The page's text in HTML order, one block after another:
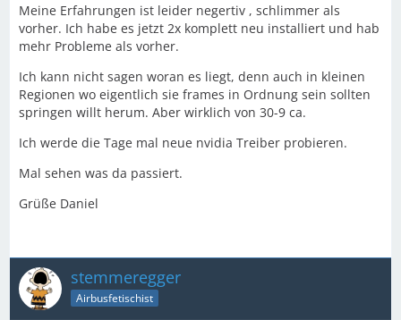
Meine Erfahrungen ist leider negertiv , schlimmer als
vorher. Ich habe es jetzt 2x komplett neu installiert und hab
mehr Probleme als vorher.
Ich kann nicht sagen woran es liegt, denn auch in kleinen
Regionen wo eigentlich sie frames in Ordnung sein sollten
springen willt herum. Aber wirklich von 30-9 ca.
Ich werde die Tage mal neue nvidia Treiber probieren.
Mal sehen was da passiert.
Grüße Daniel
stemmeregger
Airbusfetischist